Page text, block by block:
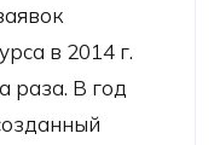
в 2014 г.
раза. В год